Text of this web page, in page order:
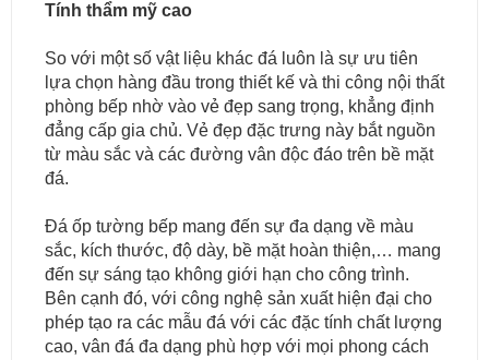
Tính thẩm mỹ cao
So với một số vật liệu khác đá luôn là sự ưu tiên
lựa chọn hàng đầu trong thiết kế và thi công nội thất
phòng bếp nhờ vào vẻ đẹp sang trọng, khẳng định
đẳng cấp gia chủ. Vẻ đẹp đặc trưng này bắt nguồn
từ màu sắc và các đường vân độc đáo trên bề mặt
đá.
Đá ốp tường bếp mang đến sự đa dạng về màu
sắc, kích thước, độ dày, bề mặt hoàn thiện,… mang
đến sự sáng tạo không giới hạn cho công trình.
Bên cạnh đó, với công nghệ sản xuất hiện đại cho
phép tạo ra các mẫu đá với các đặc tính chất lượng
cao, vân đá đa dạng phù hợp với mọi phong cách